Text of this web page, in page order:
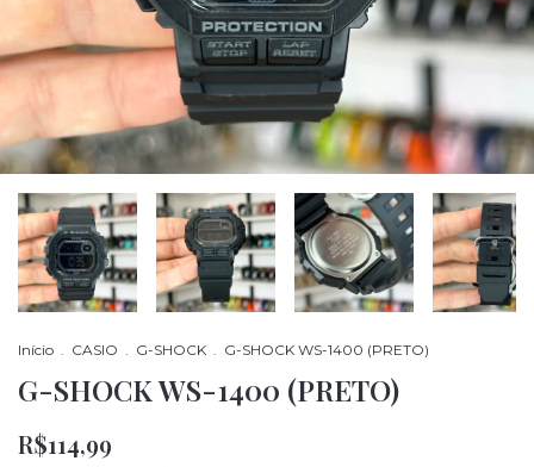
Início . CASIO . G-SHOCK . G-SHOCK WS-1400 (PRETO)
G-SHOCK WS-1400 (PRETO)
R$114,99